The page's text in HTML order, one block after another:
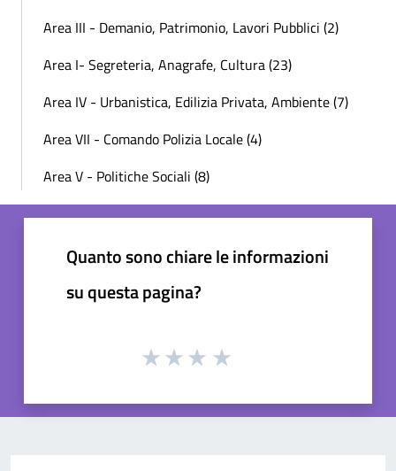
Area III - Demanio, Patrimonio, Lavori Pubblici (2)
Area I- Segreteria, Anagrafe, Cultura (23)
Area IV - Urbanistica, Edilizia Privata, Ambiente (7)
Area VII - Comando Polizia Locale (4)
Area V - Politiche Sociali (8)
Quanto sono chiare le informazioni
su questa pagina?